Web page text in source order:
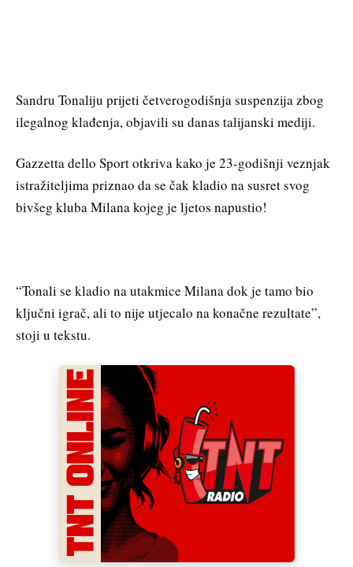
Sandru Tonaliju prijeti četverogodišnja suspenzija zbog
ilegalnog klađenja, objavili su danas talijanski mediji.
Gazzetta dello Sport otkriva kako je 23-godišnji veznjak
istražiteljima priznao da se čak kladio na susret svog
bivšeg kluba Milana kojeg je ljetos napustio!
“Tonali se kladio na utakmice Milana dok je tamo bio
ključni igrač, ali to nije utjecalo na konačne rezultate”,
stoji u tekstu.